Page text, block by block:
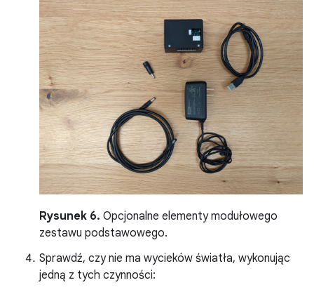
Rysunek 6. Opcjonalne elementy modułowego
zestawu podstawowego.
Sprawdź, czy nie ma wycieków światła, wykonując
jedną z tych czynności: